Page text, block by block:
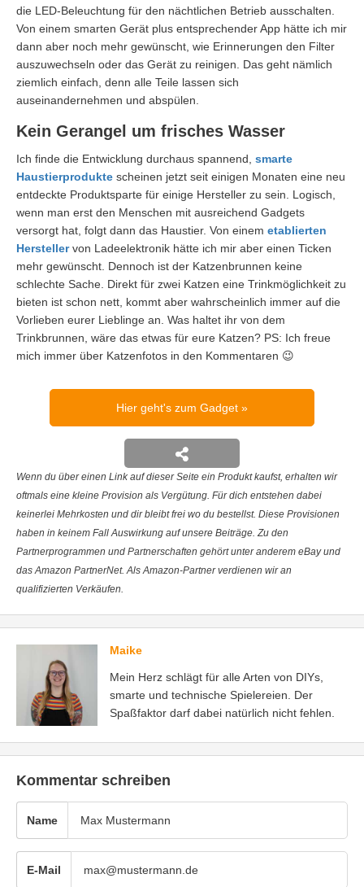
die LED-Beleuchtung für den nächtlichen Betrieb ausschalten.
Von einem smarten Gerät plus entsprechender App hätte ich mir
dann aber noch mehr gewünscht, wie Erinnerungen den Filter
auszuwechseln oder das Gerät zu reinigen. Das geht nämlich
ziemlich einfach, denn alle Teile lassen sich
auseinandernehmen und abspülen.
Kein Gerangel um frisches Wasser
Ich finde die Entwicklung durchaus spannend, smarte
Haustierprodukte scheinen jetzt seit einigen Monaten eine neu
entdeckte Produktsparte für einige Hersteller zu sein. Logisch,
wenn man erst den Menschen mit ausreichend Gadgets
versorgt hat, folgt dann das Haustier. Von einem etablierten
Herstellervon Ladeelektronik hätte ich mir aber einen Ticken
mehr gewünscht. Dennoch ist der Katzenbrunnen keine
schlechte Sache. Direkt für zwei Katzen eine Trinkmöglichkeit zu
bieten ist schon nett, kommt aber wahrscheinlich immer auf die
Vorlieben eurer Lieblinge an. Was haltet ihr von dem
Trinkbrunnen, wäre das etwas für eure Katzen? PS: Ich freue
mich immer über Katzenfotos in den Kommentaren 😉
Hier geht's zum Gadget
Wenn du über einen Link auf dieser Seite ein Produkt kaufst, erhalten wir
oftmals eine kleine Provision als Vergütung. Für dich entstehen dabei
keinerlei Mehrkosten und dir bleibt frei wo du bestellst. Diese Provisionen
haben in keinem Fall Auswirkung auf unsere Beiträge. Zu den
Partnerprogrammen und Partnerschaften gehört unter anderem eBay und
das Amazon PartnerNet. Als Amazon-Partner verdienen wir an
qualifizierten Verkäufen.
Maike
Mein Herz schlägt für alle Arten von DIYs,
smarte und technische Spielereien. Der
Spaßfaktor darf dabei natürlich nicht fehlen.
Kommentar schreiben
Name
E-Mail